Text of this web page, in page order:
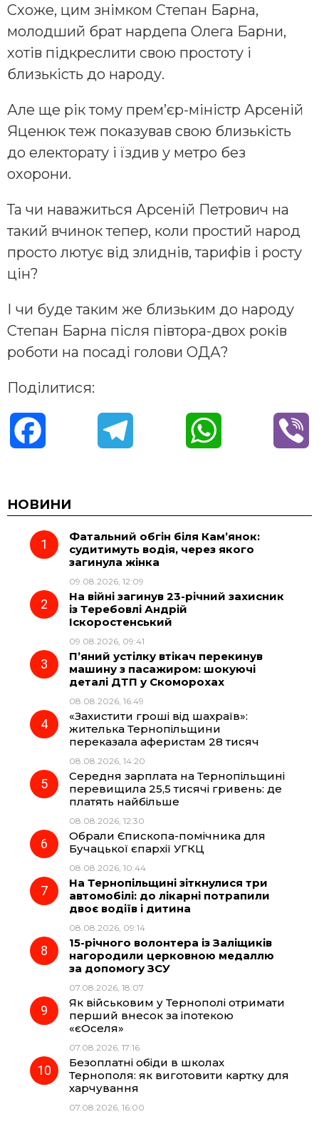
Схоже, цим знімком Степан Барна,
молодший брат нардепа Олега Барни,
хотів підкреслити свою простоту і
близькість до народу.
Але ще рік тому прем’єр-міністр Арсеній
Яценюк теж показував свою близькість
до електорату і їздив у метро без
охорони.
Та чи наважиться Арсеній Петрович на
такий вчинок тепер, коли простий народ
просто лютує від злиднів, тарифів і росту
цін?
І чи буде таким же близьким до народу
Степан Барна після півтора-двох років
роботи на посаді голови ОДА?
Поділитися:
c
e
o
k
e
r
a
m
t
p
НОВИНИ
Фатальний обгін біля Кам’янок:
судитимуть водія, через якого
загинула жінка
09.08.2026, 12:09
На війні загинув 23-річний захисник
із Теребовлі Андрій
Іскоростенський
09.08.2026, 09:41
П’яний устілку втікач перекинув
машину з пасажиром: шокуючі
деталі ДТП у Скоморохах
08.08.2026, 16:49
«Захистити гроші від шахраїв»:
жителька Тернопільщини
переказала аферистам 28 тисяч
08.08.2026, 14:20
Середня зарплата на Тернопільщині
перевищила 25,5 тисячі гривень: де
платять найбільше
08.08.2026, 12:30
Обрали Єпископа-помічника для
Бучацької єпархії УГКЦ
08.08.2026, 10:44
На Тернопільщині зіткнулися три
автомобілі: до лікарні потрапили
двоє водіїв і дитина
08.08.2026, 09:14
15-річного волонтера із Заліщиків
нагородили церковною медаллю
за допомогу ЗСУ
07.08.2026, 18:07
Як військовим у Тернополі отримати
перший внесок за іпотекою
«єОселя»
07.08.2026, 17:16
Безоплатні обіди в школах
Тернополя: як виготовити картку для
харчування
07.08.2026, 16:00